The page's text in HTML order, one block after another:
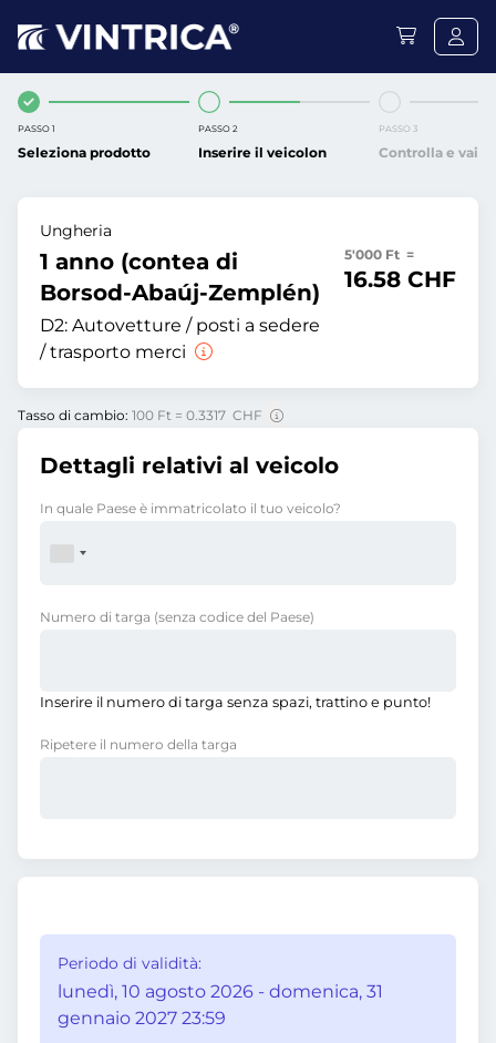
PASSO 1
Seleziona prodotto
PASSO 2
Inserire il veicolon
PASSO 3
Controlla e vai
Ungheria
1 anno (contea di
Borsod-Abaúj-Zemplén)
D2: Autovetture / posti a sedere
/ trasporto merci
5'000 Ft =
16.58 CHF
Tasso di cambio: 100 Ft = 0.3317 CHF
Dettagli relativi al veicolo
In quale Paese è immatricolato il tuo veicolo?
Numero di targa (senza codice del Paese)
Inserire il numero di targa senza spazi, trattino e punto!
Ripetere il numero della targa
Periodo di validità:
lunedì, 10 agosto 2026 - domenica, 31
gennaio 2027 23:59